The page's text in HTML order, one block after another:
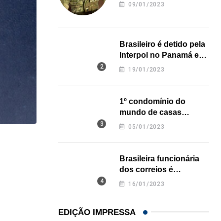
BRASIL,ESTADOS UNIDOS,MUNDO
Brasil e EUA alertam cidadãos sobre viagens
09/01/2023
Brasileiro é detido pela
Interpol no Panamá e
pode pegar prisão
19/01/2023
1º condomínio do
mundo de casas
impressas em 3D é
05/01/2023
Brasileira funcionária
dos correios é
assassinada a facadas
16/01/2023
EDIÇÃO IMPRESSA